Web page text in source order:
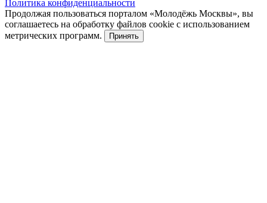
Политика конфиденциальности
Продолжая пользоваться порталом «Молодёжь Москвы», вы
соглашаетесь на обработку файлов cookie с использованием
метрических программ.
Принять